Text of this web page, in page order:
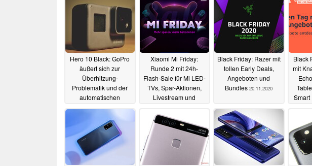
Hero 10 Black: GoPro
äußert sich zur
Überhitzung-
Problematik und der
automatischen
23.09.2021
Xiaomi Mi Friday:
Runde 2 mit 24h-
Flash-Sale für Mi LED-
TVs, Spar-Aktionen,
Livestream und
20.11.2020
Black Friday: Razer mit
tollen Early Deals,
Angeboten und
Bundles 20.11.2020
Black
mit
Smart